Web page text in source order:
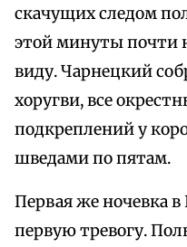
скачущих следом
этой минуты почти
виду. Чарнецкий
хоругви, все
подкреплений у
шведами по пятам.
Первая же ночевка
первую тревогу.